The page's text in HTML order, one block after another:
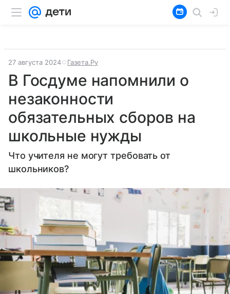
27 августа 2024 Газета.Ру
В Госдуме напомнили о
незаконности
обязательных сборов на
школьные нужды
Что учителя не могут требовать от
школьников?